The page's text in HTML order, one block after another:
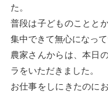
た。
普段は子どものことと
集中できて無心になっ
農家さんからは、本日
ラをいただきました。
お仕事をしにきたのに